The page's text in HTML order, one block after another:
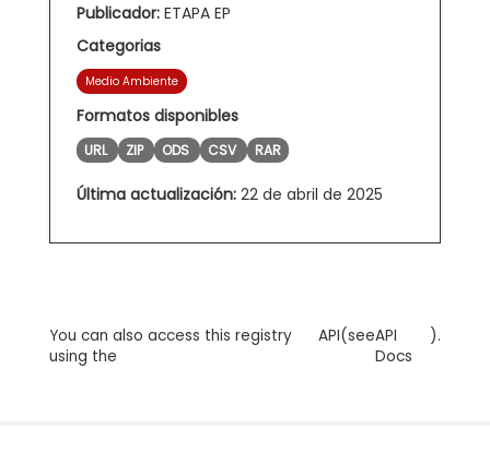
Publicador: ETAPA EP
Categorias
Medio Ambiente
Formatos disponibles
URL ZIP ODS CSV RAR
Última actualización: 22 de abril de 2025
You can also access this registry
using the
API(seeAPI
Docs
).